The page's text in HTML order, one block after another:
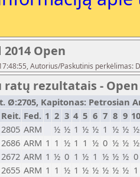
Open
Autorius/Paskutinis perkėlimas:
ratų rezultatais - Open
Ø:2705, Kapitonas: Petrosian
Reit. Fed. 1 2 3 4 5 6 7 8 9 10
2805 ARM ½ ½ 1 ½ ½ 1 ½ ½ ½
2686 ARM 1 1 ½ 1 1 ½ 0 ½ ½ ½
2672 ARM 1 ½ 0 1 ½ 1 ½ ½ ½ 0
2655 ARM 1 1 ½ 1 ½ ½ ½ ½ ½ 1